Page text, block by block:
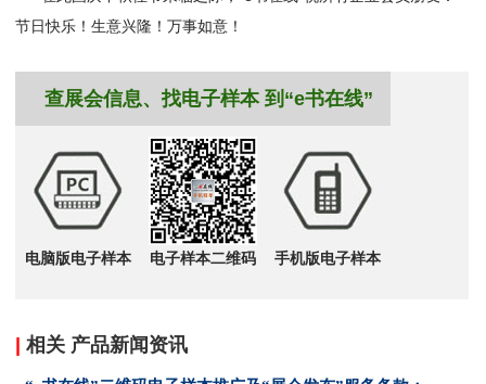
节日快乐！生意兴隆！万事如意！
查展会信息、找电子样本 到“e书在线”
电脑版电子样本 电子样本二维码 手机版电子样本
| 相关 产品新闻资讯